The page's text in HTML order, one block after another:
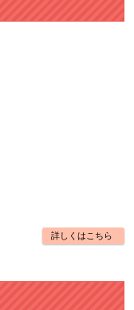
詳しくはこちら